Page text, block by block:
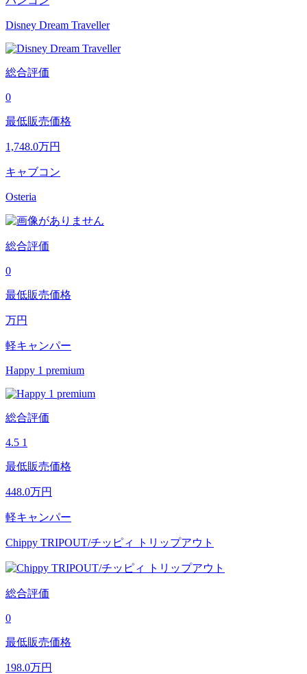
Disney Dream Traveller
総合評価
0
最低販売価格
1,748.0万円
キャブコン
Osteria
総合評価
0
最低販売価格
万円
軽キャンパー
Happy 1 premium
総合評価
4.5 1
最低販売価格
448.0万円
軽キャンパー
Chippy TRIPOUT/チッピィ トリップアウト
総合評価
0
最低販売価格
198.0万円